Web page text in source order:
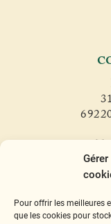
Pour offrir les meilleures
que les cookies pour
T.